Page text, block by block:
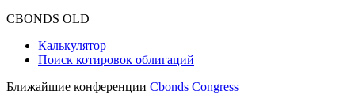
CBONDS OLD
Калькулятор
Поиск котировок облигаций
Ближайшие конференции Cbonds Congress